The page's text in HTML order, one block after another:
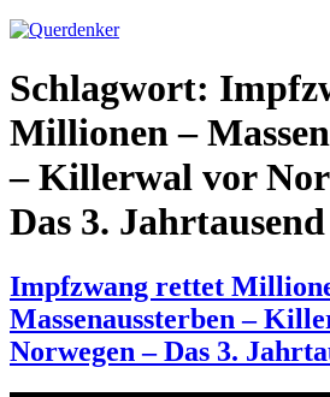
Schlagwort:
Millionen –
– Killerwal vor
Das 3.
Impfzwang rettet
Massenaussterben –
Norwegen – Das 3.